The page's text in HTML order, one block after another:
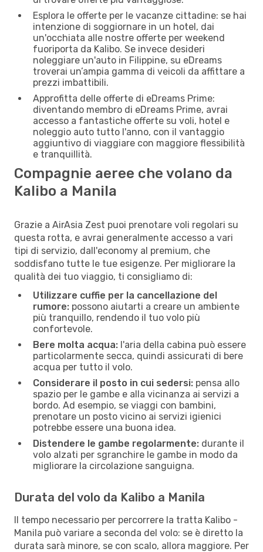
Esplora le offerte per le vacanze cittadine: se hai
intenzione di soggiornare in un hotel, dai
un'occhiata alle nostre offerte per weekend
fuoriporta da Kalibo. Se invece desideri
noleggiare un'auto in Filippine, su eDreams
troverai un’ampia gamma di veicoli da affittare a
prezzi imbattibili.
Approfitta delle offerte di eDreams Prime:
diventando membro di eDreams Prime, avrai
accesso a fantastiche offerte su voli, hotel e
noleggio auto tutto l'anno, con il vantaggio
aggiuntivo di viaggiare con maggiore flessibilità
e tranquillità.
Compagnie aeree che volano da
Kalibo a Manila
Grazie a AirAsia Zest puoi prenotare voli regolari su
questa rotta, e avrai generalmente accesso a vari
tipi di servizio, dall'economy al premium, che
soddisfano tutte le tue esigenze. Per migliorare la
qualità dei tuo viaggio, ti consigliamo di:
Utilizzare cuffie per la cancellazione del
rumore: possono aiutarti a creare un ambiente
più tranquillo, rendendo il tuo volo più
confortevole.
Bere molta acqua: l'aria della cabina può essere
particolarmente secca, quindi assicurati di bere
acqua per tutto il volo.
Considerare il posto in cui sedersi: pensa allo
spazio per le gambe e alla vicinanza ai servizi a
bordo. Ad esempio, se viaggi con bambini,
prenotare un posto vicino ai servizi igienici
potrebbe essere una buona idea.
Distendere le gambe regolarmente: durante il
volo alzati per sgranchire le gambe in modo da
migliorare la circolazione sanguigna.
Durata del volo da Kalibo a Manila
Il tempo necessario per percorrere la tratta Kalibo -
Manila può variare a seconda del volo: se è diretto la
durata sarà minore, se con scalo, allora maggiore. Per